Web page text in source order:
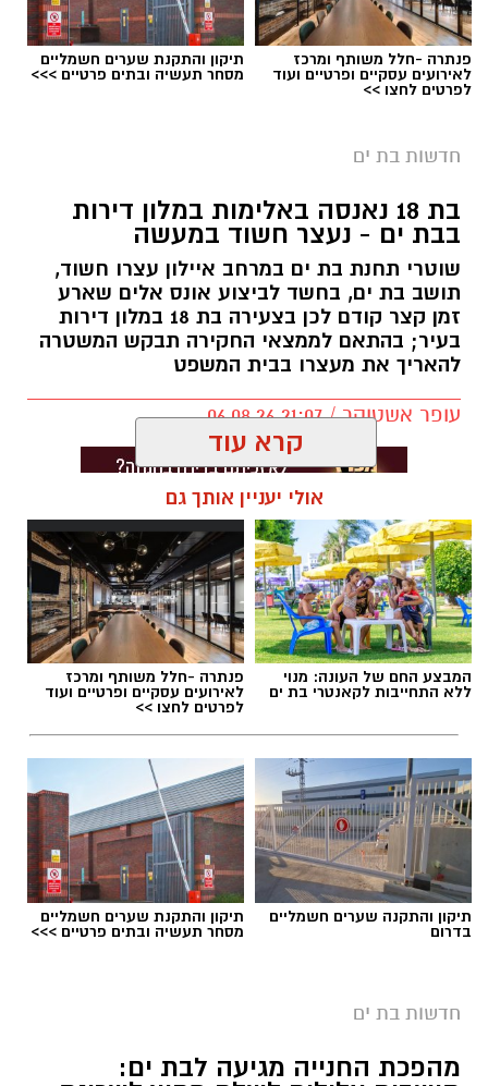
פנתרה -חלל משותף ומרכז
לאירועים עסקיים ופרטיים ועוד
לפרטים לחצו >>
תיקון והתקנת שערים חשמליים
מסחר תעשיה ובתים פרטיים >>>
חדשות בת ים
בת 18 נאנסה באלימות במלון דירות
בבת ים - נעצר חשוד במעשה
שוטרי תחנת בת ים במרחב איילון עצרו חשוד,
תושב בת ים, בחשד לביצוע אונס אלים שארע
זמן קצר קודם לכן בצעירה בת 18 במלון דירות
בעיר; בהתאם לממצאי החקירה תבקש המשטרה
להאריך את מעצרו בבית המשפט
עופר אשטוקר / 21:07 06.08.26
תגים:אונס בבת ים
שבוצע בצעירה כבת 18 במלון דירות בעיר בת ים.
קרא עוד
אולי יעניין אותך גם
המבצע החם של העונה: מנוי
ללא התחייבות לקאנטרי בת ים
פנתרה -חלל משותף ומרכז
לאירועים עסקיים ופרטיים ועוד
לפרטים לחצו >>
תיקון והתקנה שערים חשמליים
בדרום
תיקון והתקנת שערים חשמליים
מסחר תעשיה ובתים פרטיים >>>
חדשות בת ים
מהפכת החנייה מגיעה לבת ים: